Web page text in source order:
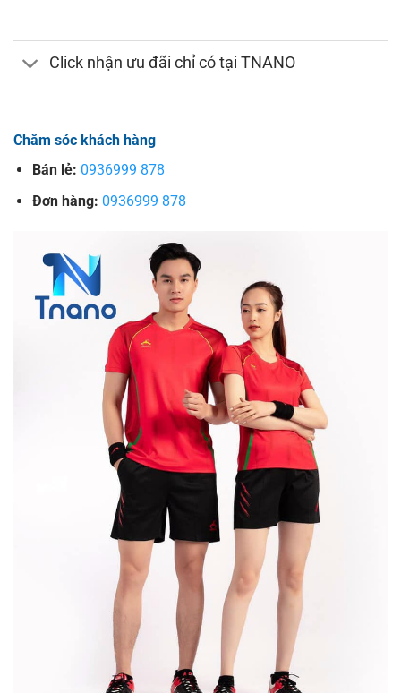
Click nhận ưu đãi chỉ có tại TNANO
Chăm sóc khách hàng
Bán lẻ: 0936999 878
Đơn hàng: 0936999 878